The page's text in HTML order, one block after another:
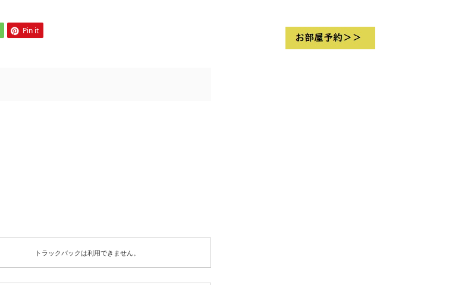
Pin it
トラックバックは利用できません。